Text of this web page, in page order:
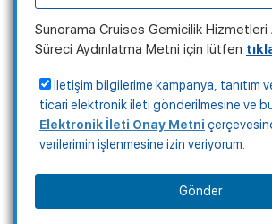
Sunorama Cruises Gemicilik Hizmetleri
Süreci Aydınlatma Metni için lütfen
İletişim bilgilerime kampanya, tanıtım
ticari elektronik ileti gönderilmesine ve
Elektronik İleti Onay Metni
verilerimin işlenmesine izin veriyorum.
Gönder